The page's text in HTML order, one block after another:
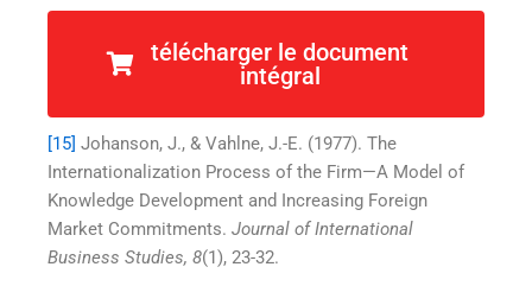
gestion des entreprises et traditions nationales.
[15] Johanson, J., & Vahlne, J.-E. (1977). The
Internationalization Process of the Firm—A Model of
Knowledge Development and Increasing Foreign
Market Commitments. Journal of International
Business Studies, 8(1), 23-32.
télécharger le document
intégral